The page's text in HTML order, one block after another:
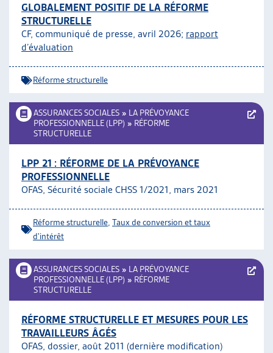
ARTIAS
L’ASSOCIATION
PROJETS ET ACTIVITÉS
GLOBALEMENT POSITIF DE LA RÉFORME
STRUCTURELLE
CF, communiqué de presse, avril 2026; rapport
d’évaluation
Réforme structurelle
ASSURANCES SOCIALES » LA PRÉVOYANCE
PROFESSIONNELLE (LPP) » RÉFORME
STRUCTURELLE
LPP 21 : RÉFORME DE LA PRÉVOYANCE
PROFESSIONNELLE
OFAS, Sécurité sociale CHSS 1/2021, mars 2021
Réforme structurelle Taux de conversion et taux
d'intérêt
ASSURANCES SOCIALES » LA PRÉVOYANCE
PROFESSIONNELLE (LPP) » RÉFORME
STRUCTURELLE
RÉFORME STRUCTURELLE ET MESURES POUR LES
TRAVAILLEURS ÂGÉS
OFAS, dossier, août 2011 (dernière modification)